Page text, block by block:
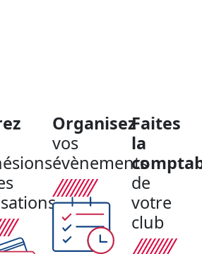
Organisez
vos
évènements
Faites
la
de
votre
club